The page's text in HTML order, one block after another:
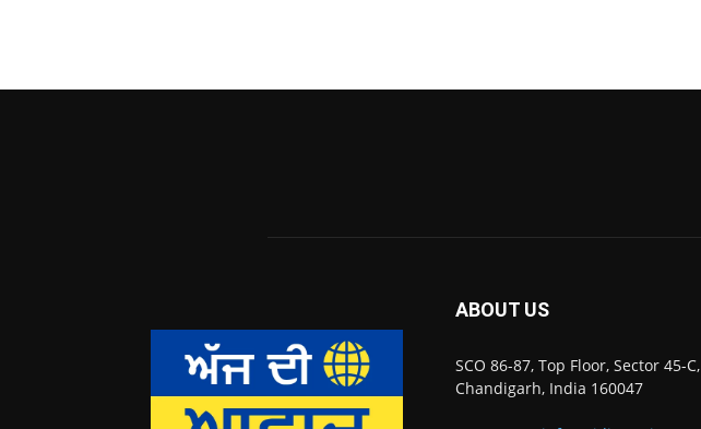
ABOUT US
SCO 86-87, Top Floor, Sector 45-C,
Chandigarh, India 160047